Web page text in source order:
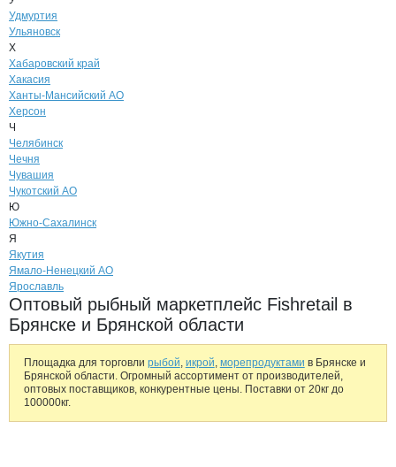
Удмуртия
Ульяновск
Х
Хабаровский край
Хакасия
Ханты-Мансийский АО
Херсон
Ч
Челябинск
Чечня
Чувашия
Чукотский АО
Ю
Южно-Сахалинск
Я
Якутия
Ямало-Ненецкий АО
Ярославль
Оптовый рыбный маркетплейс Fishretail в
Брянске и Брянской области
Площадка для торговли рыбой, икрой, морепродуктами в Брянске и
Брянской области. Огромный ассортимент от производителей,
оптовых поставщиков, конкурентные цены. Поставки от 20кг до
100000кг.